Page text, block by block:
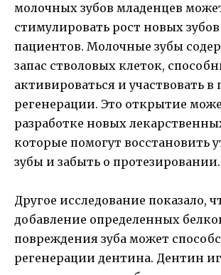
молочных зубов младенцев
стимулировать рост новых
пациентов. Молочные зубы
запас стволовых клеток,
активироваться и участвовать в
регенерации. Это открытие
разработке новых
которые помогут восстановить
зубы и забыть о протезировании.
Другое исследование показало,
добавление определенных
повреждения зуба может
регенерации дентина. Дентин